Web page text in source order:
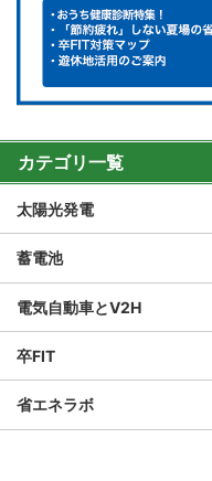
カテゴリ一覧
太陽光発電
蓄電池
電気自動車とV2H
卒FIT
省エネラボ